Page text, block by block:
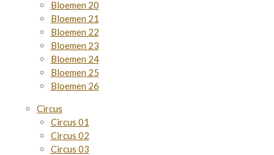
Bloemen 20
Bloemen 21
Bloemen 22
Bloemen 23
Bloemen 24
Bloemen 25
Bloemen 26
Circus
Circus 01
Circus 02
Circus 03